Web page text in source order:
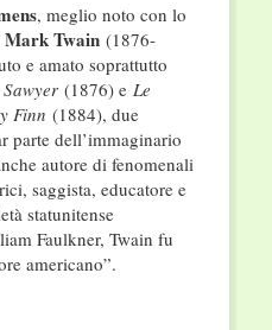
, meglio noto con lo
Mark Twain(1876-
e amato soprattutto
(1876) e Le
Finn (1884), due
parte dell’immaginario
autore di fenomenali
saggista, educatore e
statunitense
Faulkner, Twain fu
americano”.